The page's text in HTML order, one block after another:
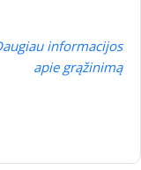
informacijos
apie grąžinimą